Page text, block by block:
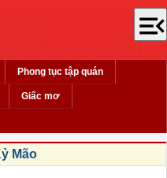
Phong tục tập quán
Giấc mơ
Mão